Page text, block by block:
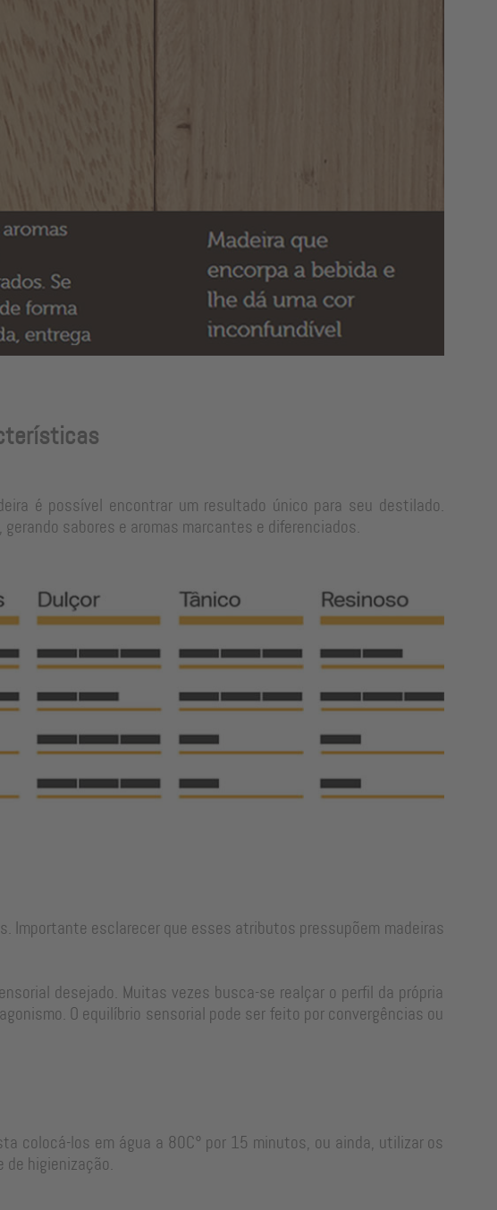
é possível encontrar um resultado único para seu destilado.
sabores e aromas marcantes e diferenciados.
Importante esclarecer que esses atributos pressupõem madeiras
desejado. Muitas vezes busca-se realçar o perfil da própria
O equilíbrio sensorial pode ser feito por convergências ou
colocá-los em água a 80C° por 15 minutos, ou ainda, utilizar os
higienização.